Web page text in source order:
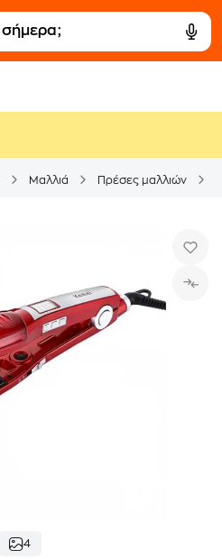
Μαλλιά Πρέσες μαλλιών
4